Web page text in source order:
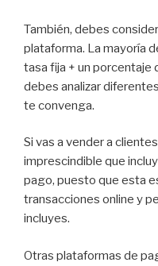
También, debes
plataforma. La mayoría
tasa fija + un porcentaje
debes analizar
te convenga.
Si vas a vender a
imprescindible que
pago, puesto que esta
transacciones online y
incluyes.
Otras plataformas de